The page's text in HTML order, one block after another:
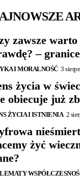
zawsze
–
I MORALNOŚĆ 3
życia w
obiecuje już
ŻYCIA I ISTNIENIA 2
żyć